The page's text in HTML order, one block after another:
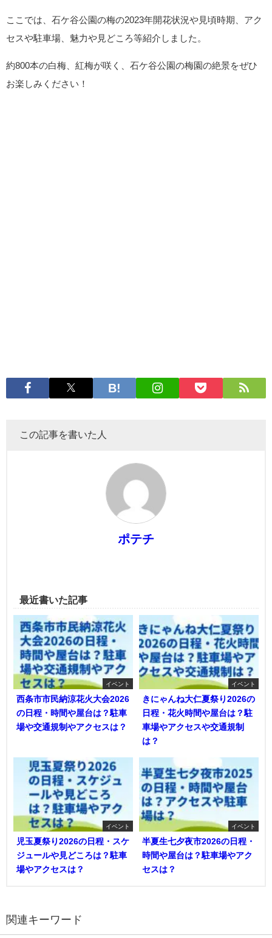
ここでは、石ケ谷公園の梅の2023年開花状況や見頃時期、アク
セスや駐車場、魅力や見どころ等紹介しました。
約800本の白梅、紅梅が咲く、石ケ谷公園の梅園の絶景をぜひ
お楽しみください！
この記事を書いた人
ポテチ
最近書いた記事
イベント
西条市市民納涼花火大会2026
の日程・時間や屋台は？駐車
場や交通規制やアクセスは？
イベント
きにゃんね大仁夏祭り2026の
日程・花火時間や屋台は？駐
車場やアクセスや交通規制
は？
イベント
児玉夏祭り2026の日程・スケ
ジュールや見どころは？駐車
場やアクセスは？
イベント
半夏生七夕夜市2026の日程・
時間や屋台は？駐車場やアク
セスは？
関連キーワード